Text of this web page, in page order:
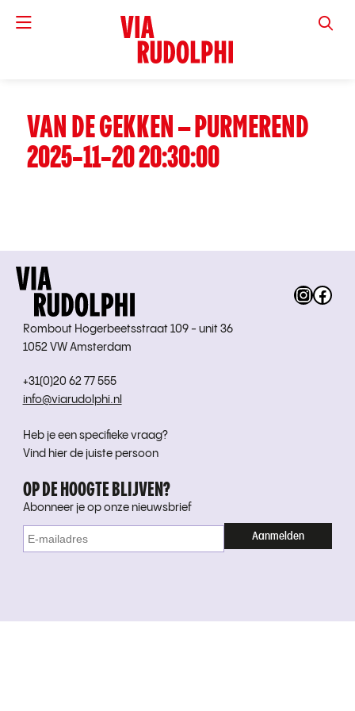
VIA
VAN DE GEKKEN – PURMEREND
2025-11-20 20:30:00
Rombout Hogerbeetsstraat 109 - unit 36
1052 VW Amsterdam
+31(0)20 62 77 555
info@viarudolphi.nl
Heb je een specifieke vraag?
Vind hier de juiste persoon
OP DE HOOGTE BLIJVEN?
Abonneer je op onze nieuwsbrief